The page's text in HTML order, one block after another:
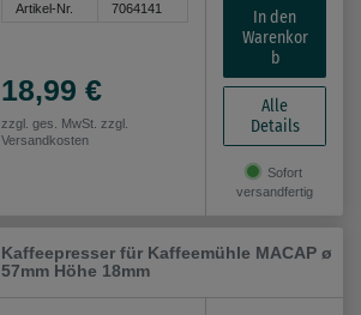
Artikel-Nr. 7064141
18,99 €
zzgl. ges. MwSt. zzgl.
Versandkosten
In den
Warenkor
b
Alle
Details
Sofort
versandfertig
Kaffeepresser für Kaffeemühle MACAP ø
57mm Höhe 18mm